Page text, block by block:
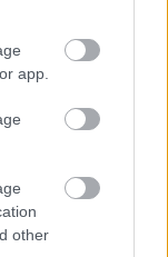
app.
other
Μήλος